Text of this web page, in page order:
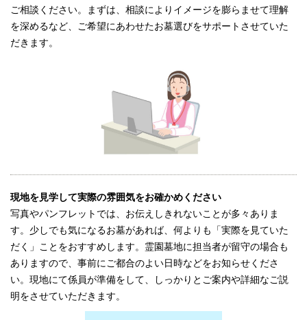
ご相談ください。まずは、相談によりイメージを膨らませて理解
を深めるなど、ご希望にあわせたお墓選びをサポートさせていた
だきます。
現地を見学して実際の雰囲気をお確かめください
写真やパンフレットでは、お伝えしきれないことが多々ありま
す。少しでも気になるお墓があれば、何よりも「実際を見ていた
だく」ことをおすすめします。霊園墓地に担当者が留守の場合も
ありますので、事前にご都合のよい日時などをお知らせくださ
い。現地にて係員が準備をして、しっかりとご案内や詳細なご説
明をさせていただきます。